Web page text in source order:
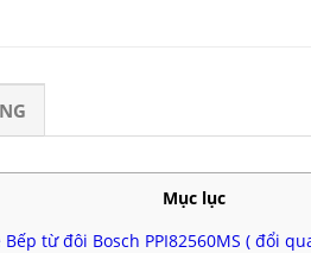
Mục lục
từ đôi Bosch PPI82560MS ( đổi